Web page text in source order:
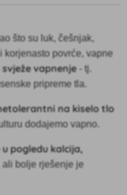
što su luk, češnjak,
korjenasto povrće, vapne
svježe vapnenje- tj.
pripreme tla.
na kiselo tlo
dodajemo vapno.
pogledu kalcija,
bolje rješenje je